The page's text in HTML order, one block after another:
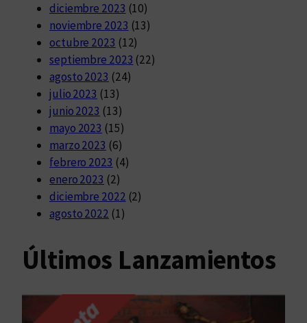
diciembre 2023 (10)
noviembre 2023 (13)
octubre 2023 (12)
septiembre 2023 (22)
agosto 2023 (24)
julio 2023 (13)
junio 2023 (13)
mayo 2023 (15)
marzo 2023 (6)
febrero 2023 (4)
enero 2023 (2)
diciembre 2022 (2)
agosto 2022 (1)
Últimos Lanzamientos